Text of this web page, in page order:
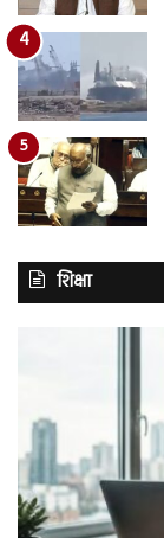
शिक्षा